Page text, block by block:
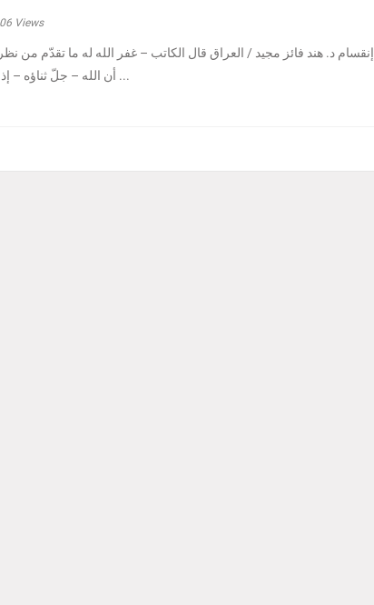
Views
إنقسام د. هند فائز مجيد / العراق ‏قال الكاتب – غفر الله له ما تقدّم من
أن الله – جلّ ثناؤه – إذا أراد بالكائن ابتلاءً ...